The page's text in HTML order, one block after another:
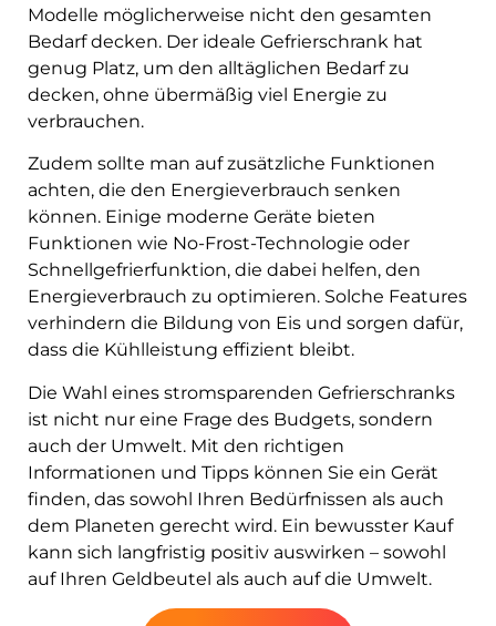
Modelle möglicherweise nicht den gesamten
Bedarf decken. Der ideale Gefrierschrank hat
genug Platz, um den alltäglichen Bedarf zu
decken, ohne übermäßig viel Energie zu
verbrauchen.
Zudem sollte man auf zusätzliche Funktionen
achten, die den Energieverbrauch senken
können. Einige moderne Geräte bieten
Funktionen wie No-Frost-Technologie oder
Schnellgefrierfunktion, die dabei helfen, den
Energieverbrauch zu optimieren. Solche Features
verhindern die Bildung von Eis und sorgen dafür,
dass die Kühlleistung effizient bleibt.
Die Wahl eines stromsparenden Gefrierschranks
ist nicht nur eine Frage des Budgets, sondern
auch der Umwelt. Mit den richtigen
Informationen und Tipps können Sie ein Gerät
finden, das sowohl Ihren Bedürfnissen als auch
dem Planeten gerecht wird. Ein bewusster Kauf
kann sich langfristig positiv auswirken – sowohl
auf Ihren Geldbeutel als auch auf die Umwelt.